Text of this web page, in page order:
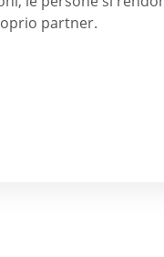
partner.